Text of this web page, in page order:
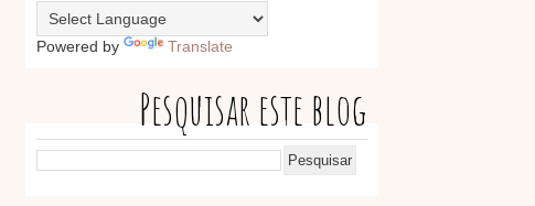
Powered by Translate
Pesquisar este blog